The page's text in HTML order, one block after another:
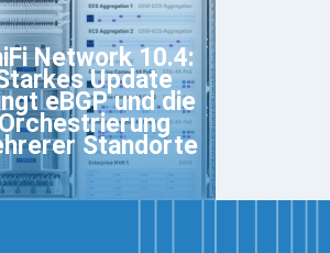
Network 10.4:
Update
eBGP und die
Standorte